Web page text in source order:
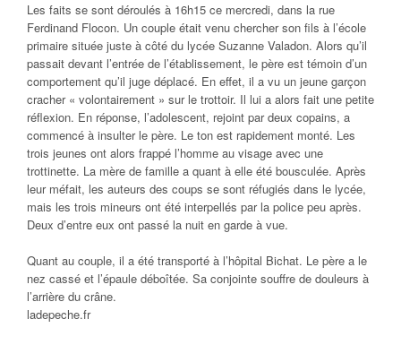
Les faits se sont déroulés à 16h15 ce mercredi, dans la rue
Ferdinand Flocon. Un couple était venu chercher son fils à l’école
primaire située juste à côté du lycée Suzanne Valadon. Alors qu’il
passait devant l’entrée de l’établissement, le père est témoin d’un
comportement qu’il juge déplacé. En effet, il a vu un jeune garçon
cracher « volontairement » sur le trottoir. Il lui a alors fait une petite
réflexion. En réponse, l’adolescent, rejoint par deux copains, a
commencé à insulter le père. Le ton est rapidement monté. Les
trois jeunes ont alors frappé l’homme au visage avec une
trottinette. La mère de famille a quant à elle été bousculée. Après
leur méfait, les auteurs des coups se sont réfugiés dans le lycée,
mais les trois mineurs ont été interpellés par la police peu après.
Deux d’entre eux ont passé la nuit en garde à vue.
Quant au couple, il a été transporté à l’hôpital Bichat. Le père a le
nez cassé et l’épaule déboîtée. Sa conjointe souffre de douleurs à
l’arrière du crâne.
ladepeche.fr